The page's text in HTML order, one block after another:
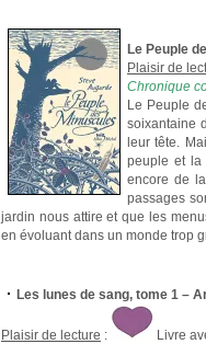
Le Peuple
Plaisir de
Chronique
Le Peuple
soixantaine
leur tête.
peuple et la
encore de
passages
jardin nous attire et que les
en évoluant dans un monde trop
Les lunes de sang, tome 1 –
Plaisir de lecture :
Livre